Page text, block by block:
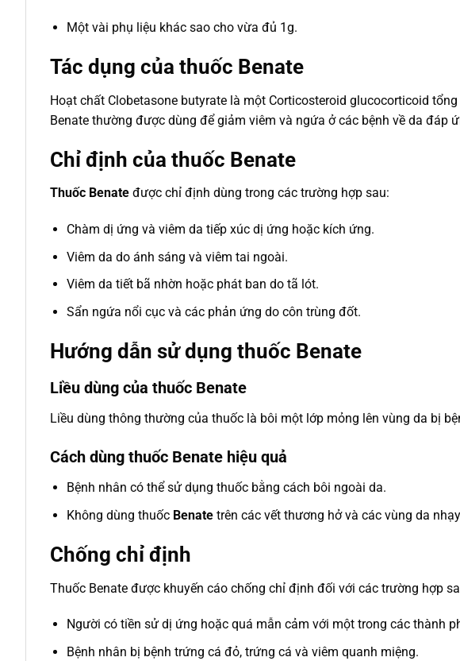
Một vài phụ liệu khác sao cho vừa đủ 1g.
Tác dụng của thuốc Benate
Hoạt chất Clobetasone butyrate là một Corticosteroid glucocorticoid
Benate thường được dùng để giảm viêm và ngứa ở các bệnh về da đáp
Chỉ định của thuốc Benate
Thuốc Benate được chỉ định dùng trong các trường hợp sau:
Chàm dị ứng và viêm da tiếp xúc dị ứng hoặc kích ứng.
Viêm da do ánh sáng và viêm tai ngoài.
Viêm da tiết bã nhờn hoặc phát ban do tã lót.
Sẩn ngứa nổi cục và các phản ứng do côn trùng đốt.
Hướng dẫn sử dụng thuốc Benate
Liều dùng của thuốc Benate
Liều dùng thông thường của thuốc là bôi một lớp mỏng lên vùng da bị
Cách dùng thuốc Benate hiệu quả
Bệnh nhân có thể sử dụng thuốc bằng cách bôi ngoài da.
Không dùng thuốc Benatetrên các vết thương hở và các vùng da
Chống chỉ định
Thuốc Benate được khuyến cáo chống chỉ định đối với các trường hợp
Người có tiền sử dị ứng hoặc quá mẫn cảm với một trong các thành
Bệnh nhân bị bệnh trứng cá đỏ, trứng cá và viêm quanh miệng.